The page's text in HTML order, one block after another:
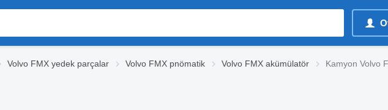
Volvo FMX yedek parçalar Volvo FMX pnömatik Volvo FMX akümülatör Kamyon Volvo